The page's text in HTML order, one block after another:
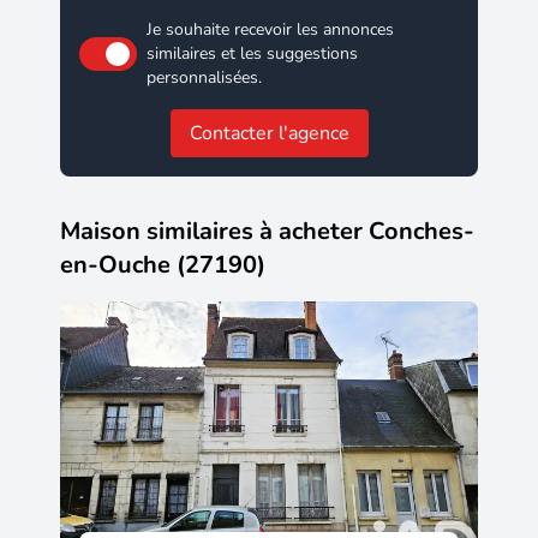
Je souhaite recevoir les annonces
similaires et les suggestions
personnalisées.
Contacter l'agence
Maison similaires à acheter Conches-
en-Ouche (27190)